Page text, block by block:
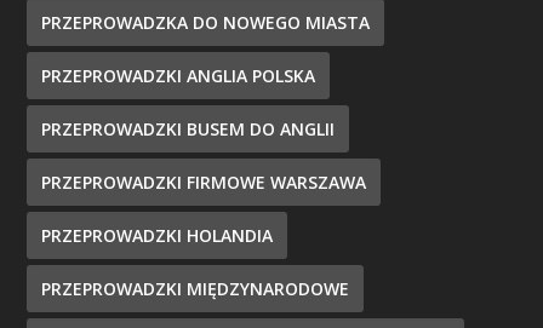
PRZEPROWADZKA DO NOWEGO MIASTA
PRZEPROWADZKI ANGLIA POLSKA
PRZEPROWADZKI BUSEM DO ANGLII
PRZEPROWADZKI FIRMOWE WARSZAWA
PRZEPROWADZKI HOLANDIA
PRZEPROWADZKI MIĘDZYNARODOWE